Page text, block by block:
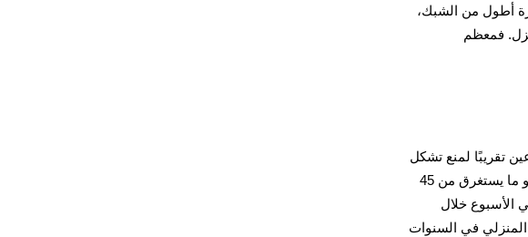
أطول من الشبك،
فمعظم
تقريبًا لمنع تشكل
تلك الشقوق المزعجة، إضافة إلى تنظيف شامل مرة في السنة للتخلص من بقايا العرق المتراكمة، وهو ما يستغرق من 45
الأسبوع خلال
في السنوات